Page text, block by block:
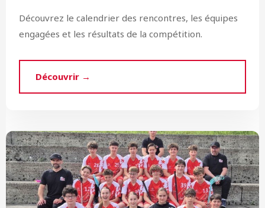
Découvrez le calendrier des rencontres, les équipes
engagées et les résultats de la compétition.
Découvrir →